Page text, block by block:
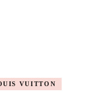
VUITTON